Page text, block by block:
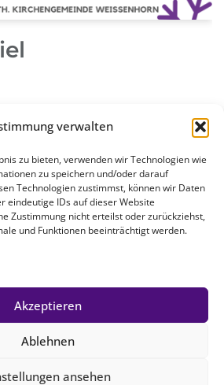
verwalten
zu bieten, verwenden wir Technologien wie
zu speichern und/oder darauf
Technologien zustimmst, können wir Daten
eindeutige IDs auf dieser Website
Zustimmung nicht erteilst oder zurückziehst,
und Funktionen beeinträchtigt werden.
Akzeptieren
Ablehnen
ansehen
Krippenspiel der Kirchengemeinde
Wir sind eine große
wundervoll. Ich freue mich über
allen Orten, die zu unserer
Weiterlesen »
5 6